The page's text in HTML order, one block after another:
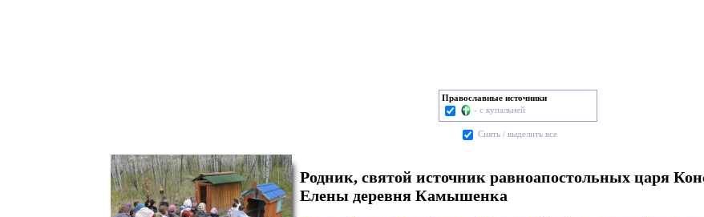
Православные источники
- с купальней
Cнять / выделить все
Родник, святой источник равноапостольных царя
Елены деревня Камышенка